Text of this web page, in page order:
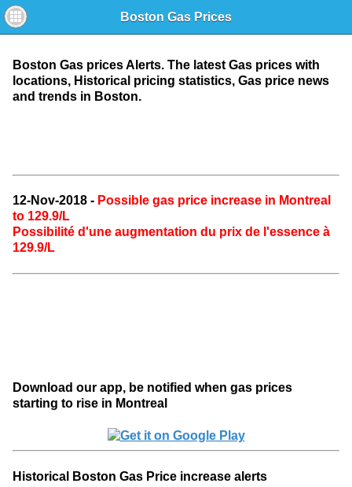
Boston Gas Prices
Boston Gas prices Alerts. The latest Gas prices with
locations, Historical pricing statistics, Gas price news
and trends in Boston.
12-Nov-2018 - Possible gas price increase in Montreal
to 129.9/L
Possibilité d'une augmentation du prix de l'essence à
129.9/L
Download our app, be notified when gas prices
starting to rise in Montreal
Historical Boston Gas Price increase alerts